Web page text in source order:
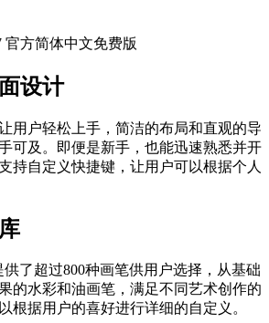
设计
户轻松上手，简洁的布局和直观的导
。即便是新手，也能迅速熟悉并开
软件支持自定义快捷键，让用户可以根据个人
了超过800种画笔供用户选择，从基础
水彩和油画笔，满足不同艺术创作的
根据用户的喜好进行详细的自定义。